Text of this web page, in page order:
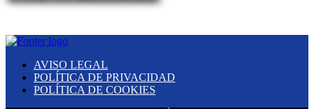
AVISO LEGAL
POLÍTICA DE PRIVACIDAD
POLÍTICA DE COOKIES